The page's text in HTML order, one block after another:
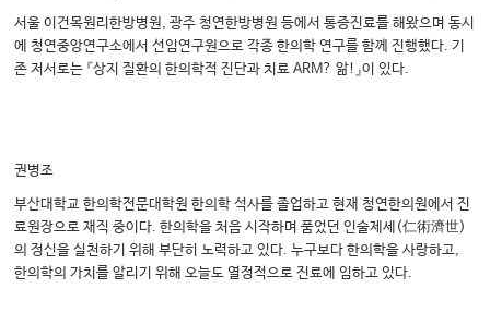
서울 이건목원리한방병원, 광주 청연한방병원 등에서 통증진료를 해왔으며 동시
에 청연중앙연구소에서 선임연구원으로 각종 한의학 연구를 함께 진행했다. 기
존 저서로는 『상지 질환의 한의학적 진단과 치료 ARM? 앎!』이 있다.
권병조
부산대학교 한의학전문대학원 한의학 석사를 졸업하고 현재 청연한의원에서 진
료원장으로 재직 중이다. 한의학을 처음 시작하며 품었던 인술제세(仁術濟世)
의 정신을 실천하기 위해 부단히 노력하고 있다. 누구보다 한의학을 사랑하고,
한의학의 가치를 알리기 위해 오늘도 열정적으로 진료에 임하고 있다.